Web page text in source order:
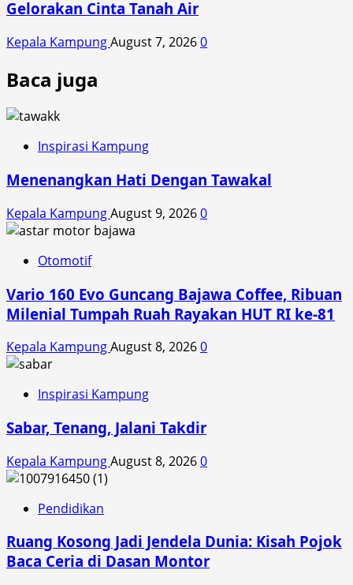
Gelorakan Cinta Tanah Air
Kepala KampungAugust 7, 20260
Baca juga
Inspirasi Kampung
Menenangkan Hati Dengan Tawakal
Kepala KampungAugust 9, 20260
Otomotif
Vario 160 Evo Guncang Bajawa Coffee, Ribuan
Milenial Tumpah Ruah Rayakan HUT RI ke-81
Kepala KampungAugust 8, 20260
Inspirasi Kampung
Sabar, Tenang, Jalani Takdir
Kepala KampungAugust 8, 20260
Pendidikan
Ruang Kosong Jadi Jendela Dunia: Kisah Pojok
Baca Ceria di Dasan Montor